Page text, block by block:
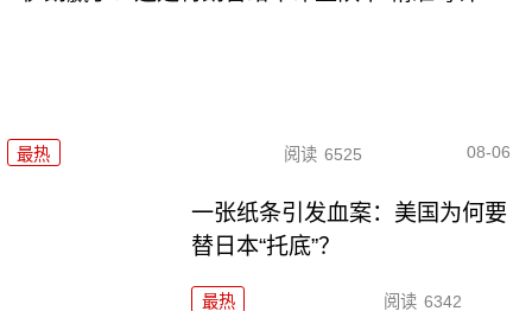
最热 阅读 6525 08-06
一张纸条引发血案：美国为何要
替日本“托底”？
最热 阅读 6342